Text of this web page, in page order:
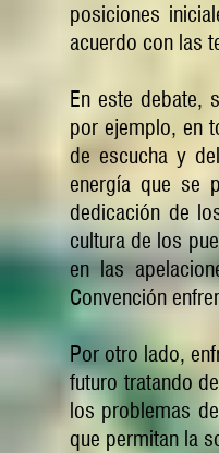
posiciones
acuerdo con las
En este debate,
por ejemplo, en
de escucha y
energía que se
dedicación de
cultura de los
en las
Convención
Por otro lado,
futuro tratando
los problemas
que permitan la